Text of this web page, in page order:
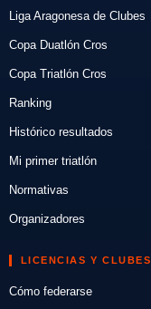
Liga Aragonesa de Clubes
Copa Duatlón Cros
Copa Triatlón Cros
Ranking
Histórico resultados
Mi primer triatlón
Normativas
Organizadores
LICENCIAS Y CLUBES
Cómo federarse